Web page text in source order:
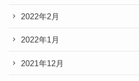
2022年2月
2022年1月
2021年12月